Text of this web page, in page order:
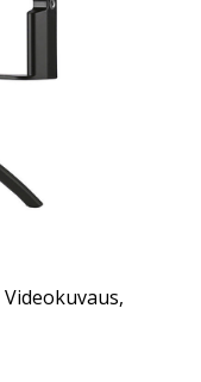
Videokuvaus,